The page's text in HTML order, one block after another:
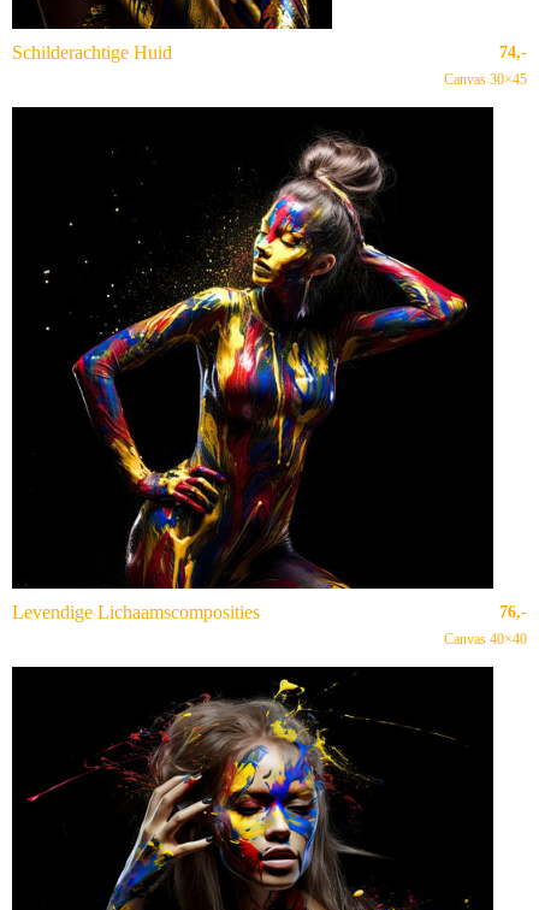
Schilderachtige Huid 74,-
Canvas 30×45
Levendige Lichaamscomposities 76,-
Canvas 40×40